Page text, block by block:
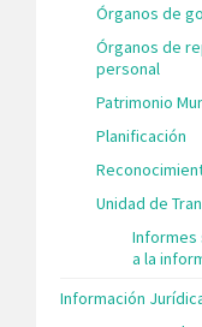
Órganos de
Órganos de
personal
Patrimonio
Planificación
Unidad de
Informes
a la
Información